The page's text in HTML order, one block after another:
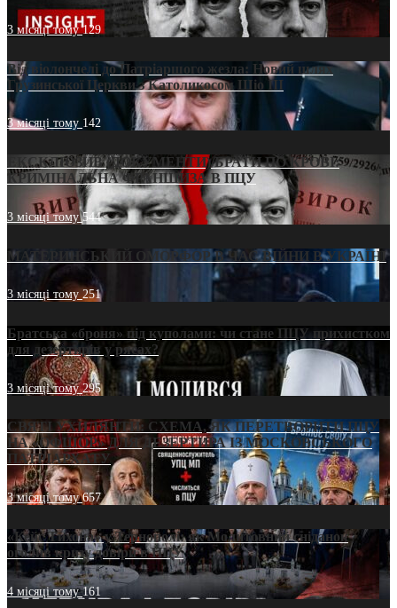
3 місяці тому129
Від віолончелі до Патріаршого жезла: Новий шлях
Грузинської Церкви з Католикосом Шіо III
3 місяці тому 142
ЕКСКЛЮЗИВ (ДОКУМЕНТИ)/БРАТИ ПО КРОВІ:
КРИМІНАЛЬНА ФРАНШИЗА В ПЦУ
3 місяці тому544
МАТЕРИНСЬКИЙ ОМОРФОР В ЧАС ВІЙНИ В УКРАЇНІ
3 місяці тому251
Братська «броня» під куполами: чи стане ПЦУ прихистком
для дезертирів у рясах?
3 місяці тому295
СВЯТІ УХИЛЯНТИ: СХЕМА, ЯК ПЕРЕТВОРИТИ ПЦУ
НА «ОФШОР» ДЛЯ ДЕЗЕРТИРА ІЗ МОСКОВСЬКОГО
ПАТРІАРХАТУ
3 місяці тому657
«Кейс Тихона» у Тернополі: як Молитовний сніданок
оголив кризу довіри в ПЦУ
4 місяці тому161